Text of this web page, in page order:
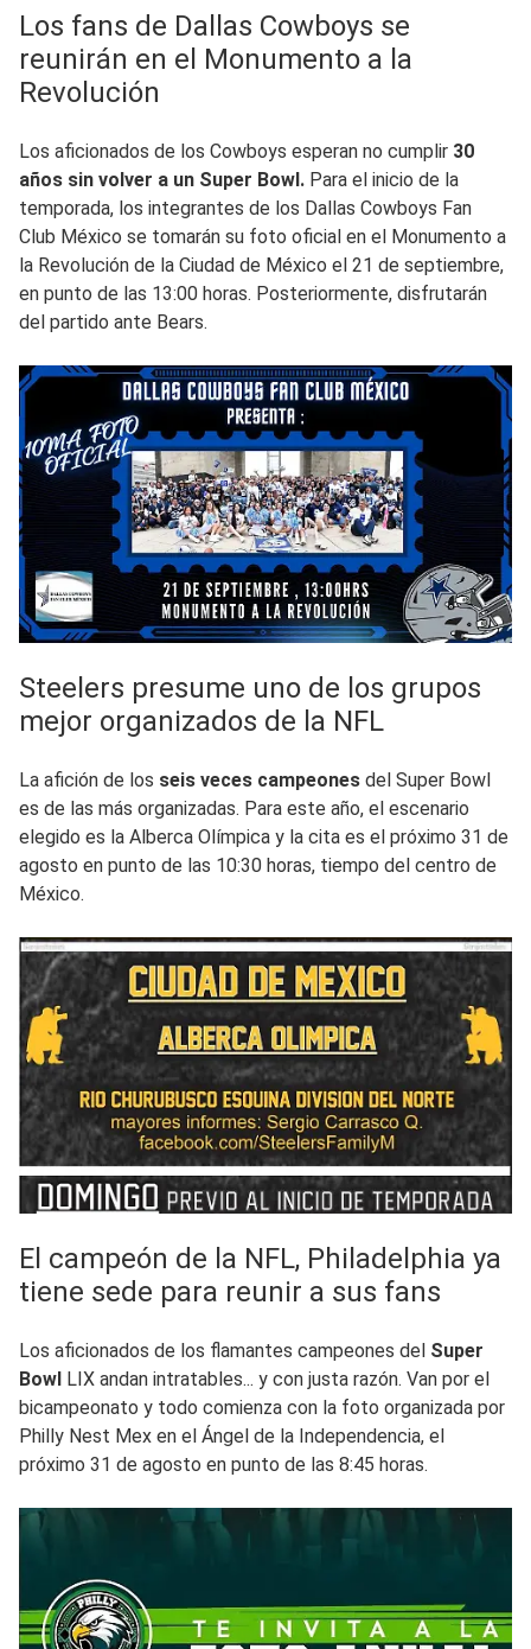
Los fans de Dallas Cowboys se
reunirán en el Monumento a la
Revolución
Los aficionados de los Cowboys esperan no cumplir 30
años sin volver a un Super Bowl. Para el inicio de la
temporada, los integrantes de los Dallas Cowboys Fan
Club México se tomarán su foto oficial en el Monumento a
la Revolución de la Ciudad de México el 21 de septiembre,
en punto de las 13:00 horas. Posteriormente, disfrutarán
del partido ante Bears.
Steelers presume uno de los grupos
mejor organizados de la NFL
La afición de los seis veces campeones del Super Bowl
es de las más organizadas. Para este año, el escenario
elegido es la Alberca Olímpica y la cita es el próximo 31 de
agosto en punto de las 10:30 horas, tiempo del centro de
México.
El campeón de la NFL, Philadelphia ya
tiene sede para reunir a sus fans
Los aficionados de los flamantes campeones del Super
Bowl LIX andan intratables... y con justa razón. Van por el
bicampeonato y todo comienza con la foto organizada por
Philly Nest Mex en el Ángel de la Independencia, el
próximo 31 de agosto en punto de las 8:45 horas.